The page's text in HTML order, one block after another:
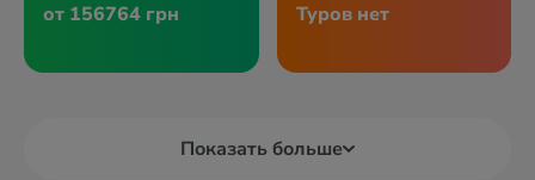
от 156764 грн Туров нет
Показать больше